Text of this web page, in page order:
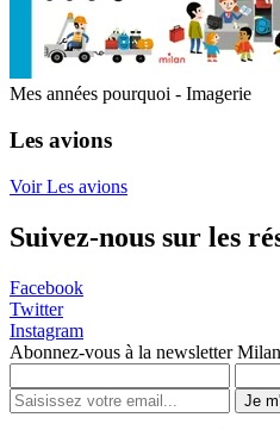
Mes années pourquoi - Imagerie
Les avions
Voir Les avions
Suivez-nous sur les
Facebook
Twitter
Instagram
Abonnez-vous à la newsletter
Je